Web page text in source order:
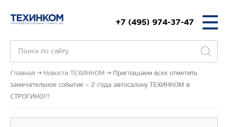
+7 (495) 974-37-47
Главная Новости ТЕХИНКОМ
Приглашаем всех отметить
замечательное событие – 2 года автосалону ТЕХИНКОМ в
СТРОГИНО!!!